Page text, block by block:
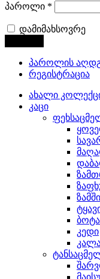
პაროლი *
დამიმახსოვრე
პაროლის
რეგისტრაცია
ახალი
კაცი
კედი